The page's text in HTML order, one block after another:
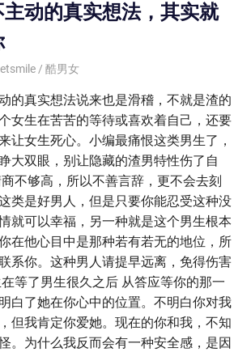
动的真实想法，其实就
酷男女
的真实想法说来也是滑稽，不就是渣的
女生在苦苦的等待或喜欢着自己，还要
让女生死心。小编最痛恨这类男生了，
大双眼，别让隐藏的渣男特性伤了自
不够高，所以不善言辞，更不会去刻
类是好男人，但是只要你能忍受这种没
就可以幸福，另一种就是这个男生根本
在他心目中是那种若有若无的地位，所
系你。这种男人请提早远离，免得伤害
等了男生很久之后 从答应等你的那一
白了她在你心中的位置。不明白你对我
但我肯定你爱她。现在的你和我，不知
。为什么我反而会有一种安全感，是因